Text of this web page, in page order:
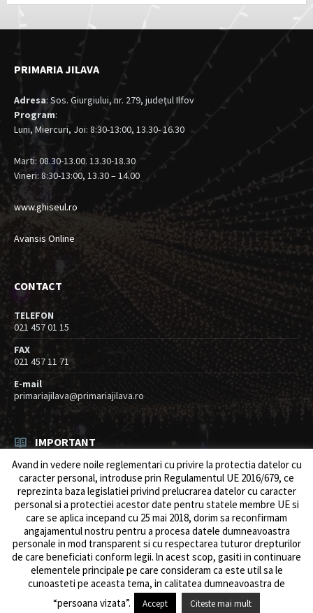
PRIMARIA JILAVA
Adresa: Sos. Giurgiului, nr. 279, judeţul Ilfov
Program:
Luni, Miercuri, Joi: 8:30-13:00, 13.30- 16.30
Marti: 08.30-13.00. 13.30-18.30
Vineri: 8:30-13:00, 13.30 – 14.00
www.ghiseul.ro
Avansis Online
CONTACT
TELEFON
021 457 01 15
FAX
021 457 11 71
E-mail
primariajilava@primariajilava.ro
IMPORTANT
Rezultat concurs expert – proba scrisa
06/08/2026 inResurse umane / Achizitii
Anunt concurs
05/08/2026 Resurse umane / Achizitii
© 2026 Primăria Comunei Jilava. Dev byows.ro
Avand in vedere noile reglementari cu privire la protectia datelor cu
caracter personal, introduse prin Regulamentul UE 2016/679, ce
reprezinta baza legislatiei privind prelucrarea datelor cu caracter
personal si a protectiei acestor date pentru statele membre UE si
care se aplica incepand cu 25 mai 2018, dorim sa reconfirmam
angajamentul nostru pentru a procesa datele dumneavoastra
personale in mod transparent si cu respectarea tuturor drepturilor
de care beneficiati conform legii. ln acest scop, gasiti in continuare
elementele principale pe care consideram ca este util sa le
cunoasteti pe aceasta tema, in calitatea dumneavoastra de
“persoana vizata”.
Accept Citeste mai mult